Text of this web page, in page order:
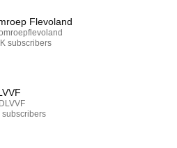
Flevoland
subscribers
subscribers